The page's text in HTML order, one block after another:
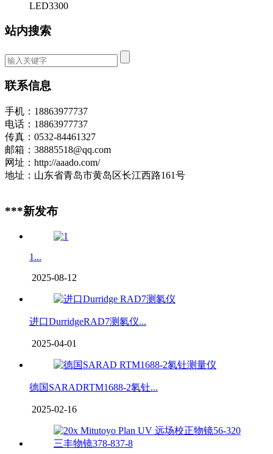
LED3300
站内搜索
联系信息
手机：18863977737
电话：18863977737
传真：0532-84461327
邮箱：38885518@qq.com
网址：http://aaado.com/
地址：山东省青岛市黄岛区长江西路161号
***新发布
1...
2025-08-12
进口DurridgeRAD7测氡仪...
2025-04-01
德国SARADRTM1688-2氡钍...
2025-02-16